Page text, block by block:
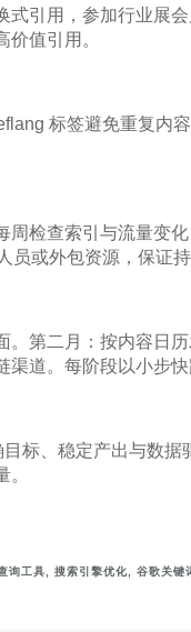
引用，参加行业展
值引用。
标签避免重复内
检查索引与流量变
或外包资源，保证持
第二月：按内容日
道。每阶段以小步快
标、稳定产出与数据
询工具, 搜索引擎优化, 谷歌关键